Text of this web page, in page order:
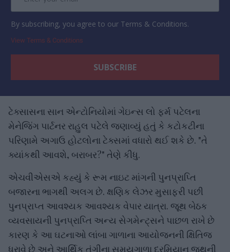
By subscribing, you agree to our Terms & Conditions.
View Terms & Conditions
ટેક્સાસના સાન એન્ટોનિયોમાં ગેઇન્સ લો ફર્મ પટેલના
મેનેજિંગ પાર્ટનર રાહુલ પટેલે જણાવ્યું હતું કે કટોકટીના
પરિણામે અગાઉ હોટલોના ટેક્સમાં વધારો થઈ શકે છે. "તે
ક્યાંકથી આવશે, બરાબર?" તેણે કીધુ.
એચવીએસએ કહ્યું કે રૂમ નાઇટ માંગની પુનપ્રાપ્તિ
બજારના ભાગથી અલગ છે. ક્ષણિક લેઝર મુસાફરી પછી
પુનપ્રાપ્ત આવશ્યક આવશ્યક વેપાર યાત્રા. જૂથ બેઠક
વ્યવસાયની પુનપ્રાપ્તિ અન્ય સેગમેન્ટ્સને પાછળ રાખે છે
કારણ કે આ ઘટનાઓ લાંબા ગાળાના આયોજનની ક્ષિતિજ
ધરાવે છે અને આર્થિક તંગીના સમયગાળા દરમિયાન જૂથની